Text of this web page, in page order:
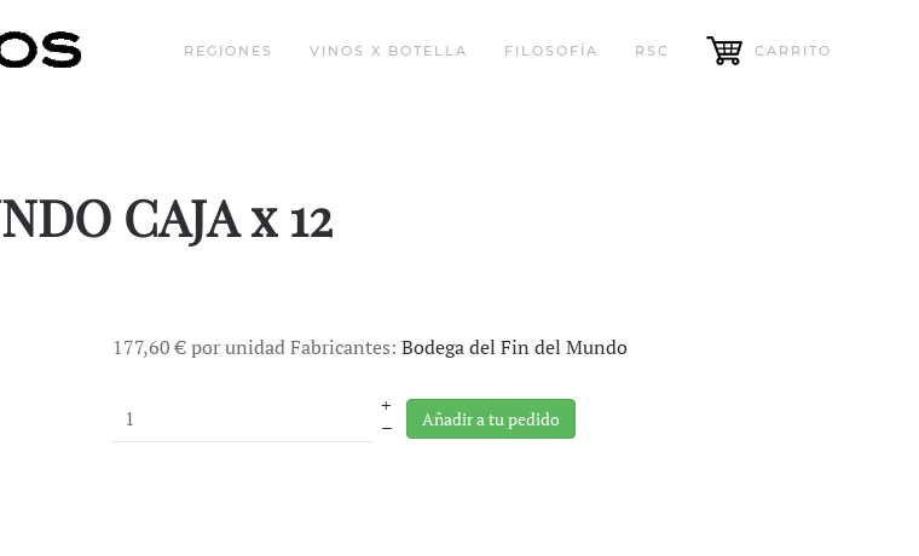
REGIONES VINOS X BOTELLA FILOSOFÍA RSC CARRITO
CAJA x 12
177,60 €por unidadFabricantes: Bodega del Fin del Mundo
+
–
Añadir a tu pedido